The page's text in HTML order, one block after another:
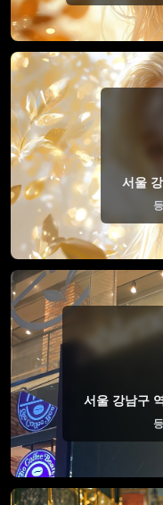
서울
서울 강남구